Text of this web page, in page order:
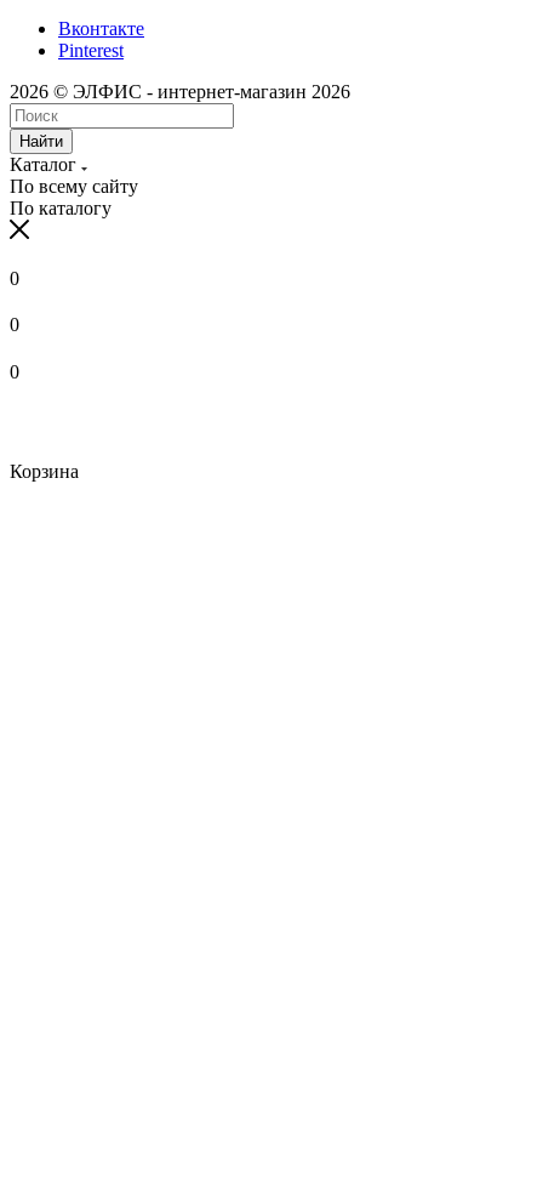
Вконтакте
Pinterest
2026 © ЭЛФИС - интернет-магазин 2026
Найти
Каталог
По всему сайту
По каталогу
0
0
0
Корзина